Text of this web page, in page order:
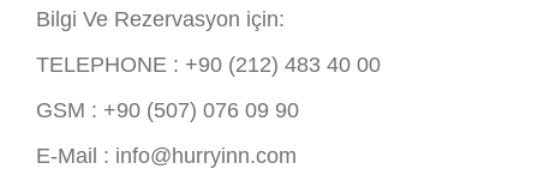
Bilgi Ve Rezervasyon için:
TELEPHONE : +90 (212) 483 40 00
GSM : +90 (507) 076 09 90
E-Mail : info@hurryinn.com